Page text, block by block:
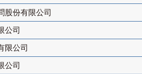
股份有限公司
公司
限公司
公司